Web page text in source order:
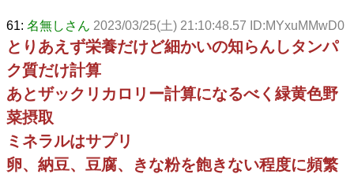
61: 名無しさん 2023/03/25(土) 21:10:48.57 ID:MYxuMMwD0
とりあえず栄養だけど細かいの知らんしタンパ
ク質だけ計算
あとザックリカロリー計算になるべく緑黄色野
菜摂取
ミネラルはサプリ
卵、納豆、豆腐、きな粉を飽きない程度に頻繁